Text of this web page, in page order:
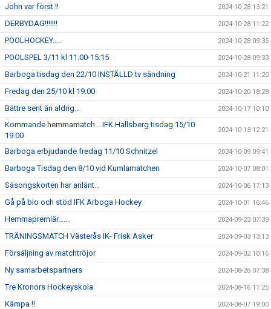
John var först !! 2024-10-28 13:21
DERBYDAG!!!!!!! 2024-10-28 11:22
POOLHOCKEY..... 2024-10-28 09:35
POOLSPEL 3/11 kl 11:00-15:15 2024-10-28 09:33
Barboga tisdag den 22/10 INSTÄLLD tv sändning 2024-10-21 11:20
Fredag den 25/10 kl 19.00 2024-10-20 18:28
Bättre sent än aldrig... 2024-10-17 10:10
Kommande hemmamatch... IFK Hallsberg tisdag 15/10
19.00
2024-10-13 12:21
Barboga erbjudande fredag 11/10 Schnitzel 2024-10-09 09:41
Barboga Tisdag den 8/10 vid Kumlamatchen 2024-10-07 08:01
Säsongskorten har anlänt... 2024-10-06 17:13
Gå på bio och stöd IFK Arboga Hockey 2024-10-01 16:46
Hemmapremiär....... 2024-09-23 07:39
TRÄNINGSMATCH Västerås IK- Frisk Asker 2024-09-03 13:13
Försäljning av matchtröjor 2024-09-02 10:16
Ny samarbetspartners 2024-08-26 07:38
Tre Kronors Hockeyskola 2024-08-16 11:25
Kämpa !! 2024-08-07 19:00